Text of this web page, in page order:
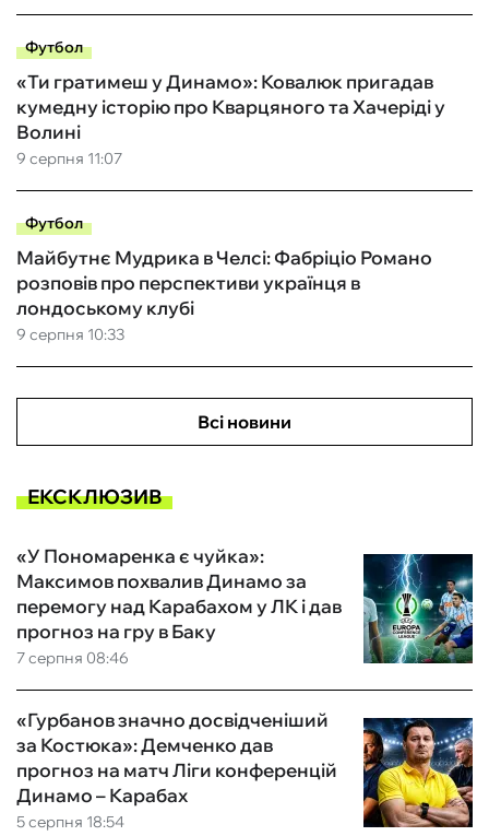
Футбол
9 серпня 11:07
«Ти гратимеш у Динамо»: Ковалюк пригадав
кумедну історію про Кварцяного та Хачеріді у
Волині
Футбол
9 серпня 10:33
Майбутнє Мудрика в Челсі: Фабріціо Романо
розповів про перспективи українця в
лондоському клубі
Всі новини
ЕКСКЛЮЗИВ
7 серпня 08:46
«У Пономаренка є чуйка»:
Максимов похвалив Динамо за
перемогу над Карабахом у ЛК і дав
прогноз на гру в Баку
5 серпня 18:54
«Гурбанов значно досвідченіший
за Костюка»: Демченко дав
прогноз на матч Ліги конференцій
Динамо – Карабах